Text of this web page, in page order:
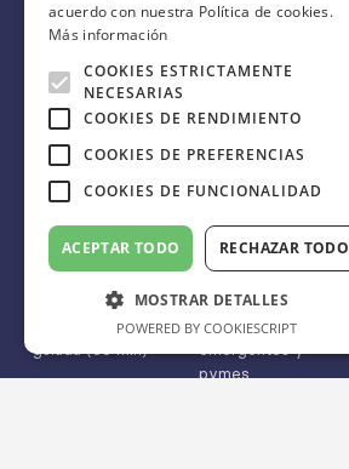
+33 9 72 10 70 27
scorecastbusiness@idalgo.fr
31 rue Chanzy
75011 París 🇫🇷
Empresa
Reservar una visita
guiada (30 min)
Nuestros clientes
Empresas
pymes
acuerdo con nuestra Política de cookies.
Más información
COOKIES ESTRICTAMENTE
NECESARIAS
COOKIES DE RENDIMIENTO
COOKIES DE PREFERENCIAS
COOKIES DE FUNCIONALIDAD
ACEPTAR TODO RECHAZAR TODO
MOSTRAR DETALLES
POWERED BY COOKIESCRIPT